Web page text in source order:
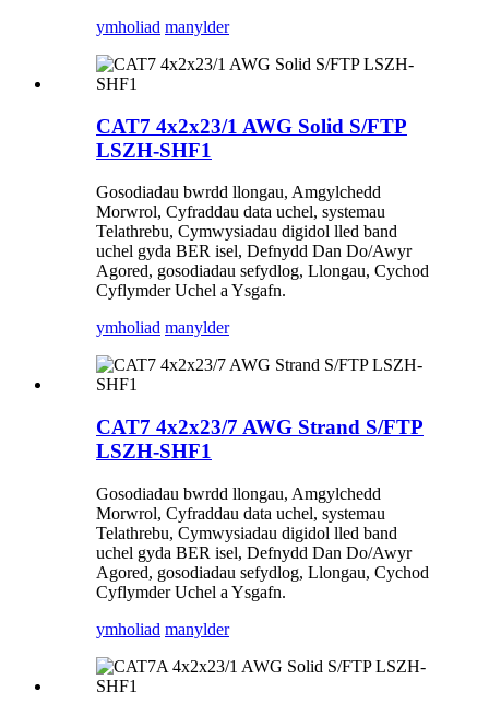
ymholiad manylder
CAT7 4x2x23/1 AWG Solid S/FTP
LSZH-SHF1
Gosodiadau bwrdd llongau, Amgylchedd
Morwrol, Cyfraddau data uchel, systemau
Telathrebu, Cymwysiadau digidol lled band
uchel gyda BER isel, Defnydd Dan Do/Awyr
Agored, gosodiadau sefydlog, Llongau, Cychod
Cyflymder Uchel a Ysgafn.
ymholiad manylder
CAT7 4x2x23/7 AWG Strand S/FTP
LSZH-SHF1
Gosodiadau bwrdd llongau, Amgylchedd
Morwrol, Cyfraddau data uchel, systemau
Telathrebu, Cymwysiadau digidol lled band
uchel gyda BER isel, Defnydd Dan Do/Awyr
Agored, gosodiadau sefydlog, Llongau, Cychod
Cyflymder Uchel a Ysgafn.
ymholiad manylder